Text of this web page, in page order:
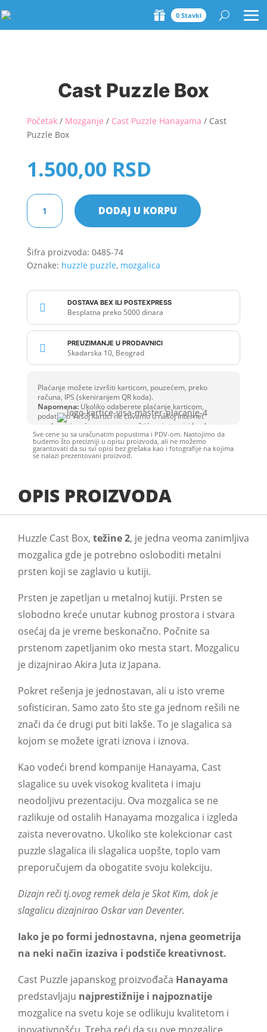
0 Stavki
Cast Puzzle Box
Početak/ Mozganje / Cast Puzzle Hanayama / Cast
Puzzle Box
1.500,00 RSD
Cast
Puzzle
Box
DODAJ U KORPU
Šifra proizvoda: 0485-74
Oznake: huzzle puzzle, mozgalica
 DOSTAVA BEX ILI POSTEXPRESS
Besplatna preko 5000 dinara
 PREUZIMANJE U PRODAVNICI
Skadarska 10, Beograd
Plaćanje možete izvršiti karticom, pouzećem, preko
računa, IPS (skeniranjem QR koda).
Napomena:Ukoliko odaberete plaćanje karticom,
podatke o Vašoj kartici ne čuvamo u našoj internet
prodavnici, već se unose na zaštićenoj stranici banke.
Sve cene su sa uračunatim popustima i PDV-om. Nastojimo da
budemo što precizniji u opisu proizvoda, ali ne možemo
garantovati da su svi opisi bez grešaka kao i fotografije na kojima
se nalazi prezentovani proizvod.
OPIS PROIZVODA
Huzzle Cast Box, težine 2, je jedna veoma zanimljiva
mozgalica gde je potrebno osloboditi metalni
prsten koji se zaglavio u kutiji.
Prsten je zapetljan u metalnoj kutiji. Prsten se
slobodno kreće unutar kubnog prostora i stvara
osećaj da je vreme beskonačno. Počnite sa
prstenom zapetljanim oko mesta start. Mozgalicu
je dizajnirao Akira Juta iz Japana.
Pokret rešenja je jednostavan, ali u isto vreme
sofisticiran. Samo zato što ste ga jednom rešili ne
znači da će drugi put biti lakše. To je slagalica sa
kojom se možete igrati iznova i iznova.
Kao vodeći brend kompanije Hanayama, Cast
slagalice su uvek visokog kvaliteta i imaju
neodoljivu prezentaciju. Ova mozgalica se ne
razlikuje od ostalih Hanayama mozgalica i izgleda
zaista neverovatno. Ukoliko ste kolekcionar cast
puzzle slagalica ili slagalica uopšte, toplo vam
preporučujem da obogatite svoju kolekciju.
Dizajn reči tj.ovog remek dela je Skot Kim, dok je
slagalicu dizajnirao Oskar van Deventer.
Iako je po formi jednostavna, njena geometrija
na neki način izaziva i podstiče kreativnost.
Cast Puzzle japanskog proizvođača Hanayama
predstavljaju najprestižnije i najpoznatije
mozgalice na svetu koje se odlikuju kvalitetom i